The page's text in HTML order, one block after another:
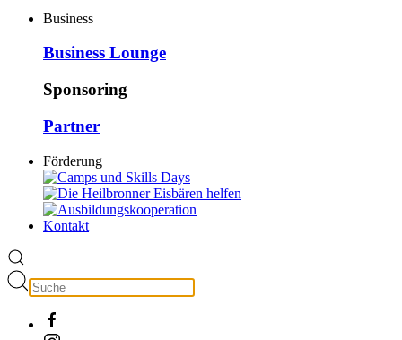
Business
Business Lounge
Sponsoring
Partner
Förderung
Kontakt